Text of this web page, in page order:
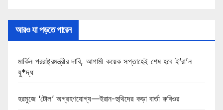
আরও যা পড়তে পারেন
মার্কিন পররাষ্ট্রমন্ত্রীর দাবি, আগামী কয়েক সপ্তাহেই শেষ হবে ই’রা’ন
যু*দ্ধ
হরমুজে ‘টোল’ অগ্রহণযোগ্য—ইরান-হুথিদের কড়া বার্তা রুবিওর